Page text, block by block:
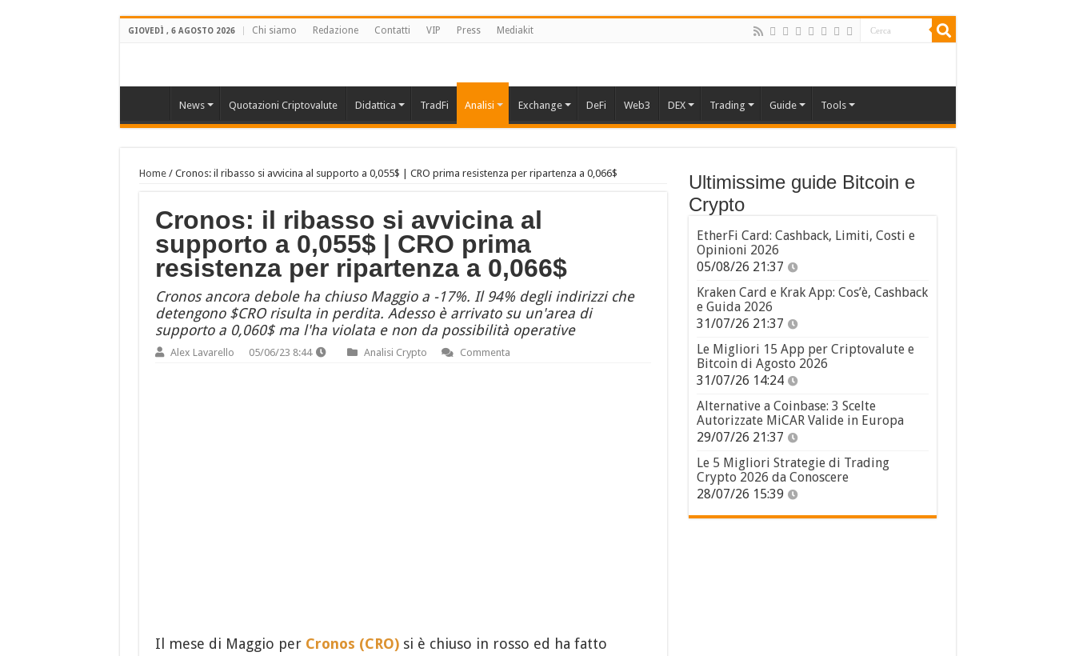
GIOVEDÌ , 6 AGOSTO 2026 Chi siamo Redazione Contatti VIP Press Mediakit
News Quotazioni Criptovalute Didattica TradFi Analisi Exchange DeFi Web3 DEX Trading Guide Tools
Home/ Cronos: il ribasso si avvicina al supporto a 0,055$ | CRO prima resistenza per ripartenza a 0,066$
Cronos: il ribasso si avvicina al
supporto a 0,055$ | CRO prima
resistenza per ripartenza a 0,066$
Cronos ancora debole ha chiuso Maggio a -17%. Il 94% degli indirizzi che
detengono $CRO risulta in perdita. Adesso è arrivato su un'area di
supporto a 0,060$ ma l'ha violata e non da possibilità operative
Alex Lavarello 05/06/23 8:44 Analisi Crypto Commenta
Il mese di Maggio per Cronos (CRO)si è chiuso in rosso ed ha fatto
Ultimissime guide Bitcoin e
Crypto
EtherFi Card: Cashback, Limiti, Costi e
Opinioni 2026
05/08/26 21:37
Kraken Card e Krak App: Cos’è, Cashback
e Guida 2026
31/07/26 21:37
Le Migliori 15 App per Criptovalute e
Bitcoin di Agosto 2026
31/07/26 14:24
Alternative a Coinbase: 3 Scelte
Autorizzate MiCAR Valide in Europa
29/07/26 21:37
Le 5 Migliori Strategie di Trading
Crypto 2026 da Conoscere
28/07/26 15:39